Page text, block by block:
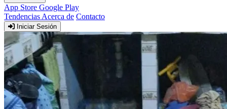
App Store Google Play
Tendencias Acerca de Contacto
Iniciar Sesión